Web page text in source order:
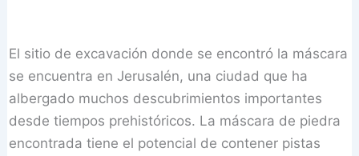
El sitio de excavación donde se encontró la máscara
se encuentra en Jerusalén, una ciudad que ha
albergado muchos descubrimientos importantes
desde tiempos prehistóricos. La máscara de piedra
encontrada tiene el potencial de contener pistas